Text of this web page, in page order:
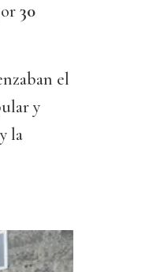
30
el
y
la